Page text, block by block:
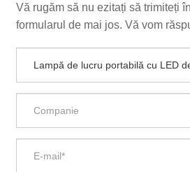
Vă rugăm să nu ezitați să trimiteți
formularul de mai jos. Vă vom